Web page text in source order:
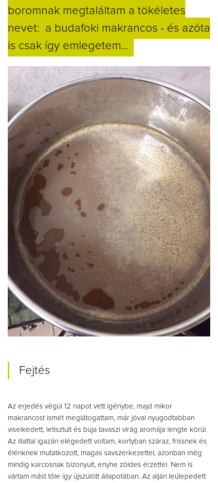
boromnak megtaláltam a tökéletes
nevet: a budafoki makrancos - és azóta
is csak így emlegetem…
Fejtés
Az erjedés végül 12 napot vett igénybe, majd mikor
makrancost ismét meglátogattam, már jóval nyugodtabban
viselkedett, letisztult és buja tavaszi virág aromája lengte körül.
Az illattal igazán elégedett voltam, kortyban száraz, frissnek és
élénknek mutatkozott, magas savszerkezettel, azonban még
mindig karcosnak bizonyult, enyhe zöldes érzettel. Nem is
vártam mást tőle így újszülött állapotában. Az alján leülepedett